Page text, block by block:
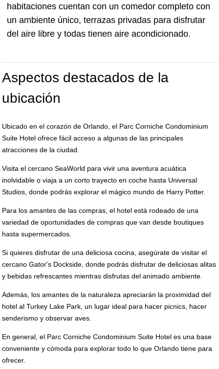
habitaciones cuentan con un comedor completo con
un ambiente único, terrazas privadas para disfrutar
del aire libre y todas tienen aire acondicionado.
Aspectos destacados de la
ubicación
Ubicado en el corazón de Orlando, el Parc Corniche Condominium
Suite Hotel ofrece fácil acceso a algunas de las principales
atracciones de la ciudad.
Visita el cercano SeaWorld para vivir una aventura acuática
inolvidable o viaja a un corto trayecto en coche hasta Universal
Studios, donde podrás explorar el mágico mundo de Harry Potter.
Para los amantes de las compras, el hotel está rodeado de una
variedad de oportunidades de compras que van desde boutiques
hasta supermercados.
Si quieres disfrutar de una deliciosa cocina, asegúrate de visitar el
cercano Gator's Dockside, donde podrás disfrutar de deliciosas alitas
y bebidas refrescantes mientras disfrutas del animado ambiente.
Además, los amantes de la naturaleza apreciarán la proximidad del
hotel al Turkey Lake Park, un lugar ideal para hacer picnics, hacer
senderismo y observar aves.
En general, el Parc Corniche Condominium Suite Hotel es una base
conveniente y cómoda para explorar todo lo que Orlando tiene para
ofrecer.